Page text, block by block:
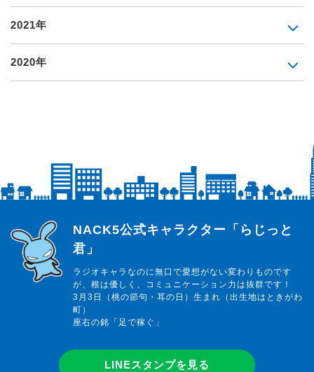
2021年
2020年
らじっと君
NACK5公式キャラクター「らじっと
君」
ラジオキャラなのに無口で愛想がない変わりものです
が、根は優しく、コミュニケーション力は抜群です！
3月3日（桃の節句・耳の日）生まれ（出生地はときがわ
町）
座右の銘「足で稼ぐ」
LINEスタンプを見る